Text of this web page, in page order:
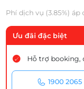
Phí dịch vụ (3.85%)
Ưu đãi đặc biệt
Hỗ trợ booking,
1900 2065